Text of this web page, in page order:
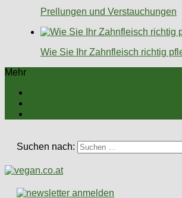
Prellungen und Verstauchungen
Wie Sie Ihr Zahnfleisch richtig
Mehr
Suchen nach: